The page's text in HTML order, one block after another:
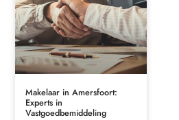
Makelaar in Amersfoort:
Experts in
Vastgoedbemiddeling